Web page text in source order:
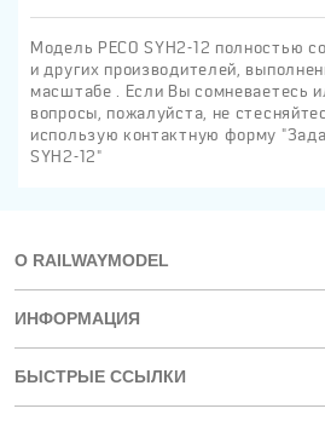
Модель PECO SYH2-12 полностью
и других производителей,
масштабе . Если Вы сомневаетесь
вопросы, пожалуйста, не
использую контактную форму
SYH2-12"
О RAILWAYMODEL
ИНФОРМАЦИЯ
БЫСТРЫЕ ССЫЛКИ